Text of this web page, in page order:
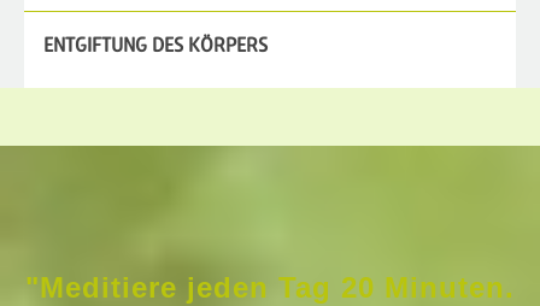
ENTGIFTUNG DES KÖRPERS
"Meditiere jeden Tag 20 Minuten.